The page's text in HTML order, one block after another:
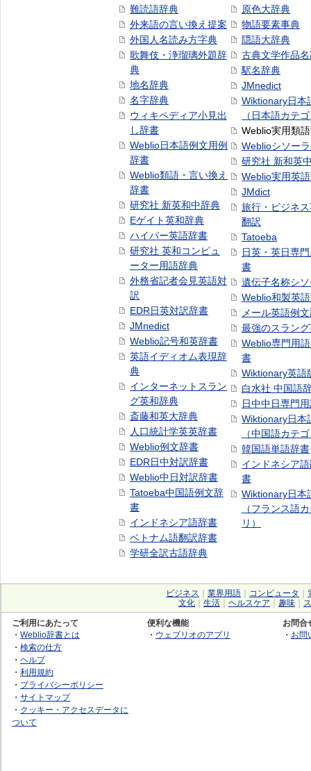
難読語辞典
外来語の言い換え提案
外国人名読み方字典
歌舞伎・浄瑠璃外題辞
典
地名辞典
名字辞典
ウィキペディア小見出
し辞書
Weblio日本語例文用例
辞書
Weblio類語・言い換え
辞書
研究社 新英和中辞典
Eゲイト英和辞典
ハイパー英語辞書
研究社 英和コンピュ
ーター用語辞典
外務省記者会見英語対
訳
EDR日英対訳辞書
JMnedict
Weblio記号和英辞書
英語イディオム表現辞
典
インターネットスラン
グ英和辞典
斎藤和英大辞典
人口統計学英英辞書
Weblio例文辞書
EDR日中対訳辞書
Weblio中日対訳辞書
Tatoeba中国語例文辞
書
インドネシア語辞書
ベトナム語翻訳辞書
学研全訳古語辞典
原色大辞典
物語要素事典
隠語大辞典
古典文学作品
駅名辞典
JMnedict
Wiktionary日本
（日本語カテ
Weblio実用類
Weblioシソー
研究社 新和英
Weblio実用英
JMdict
旅行・ビジネ
翻訳
Tatoeba
日英・英日専
書
遺伝子名称シ
Weblio和製英
メール英語例
最強のスラン
Weblio専門用
書
Wiktionary英語
白水社 中国語
日中中日専門
Wiktionary日本
（中国語カテ
韓国語単語辞書
インドネシア
書
Wiktionary日本
（フランス語
リ）
ビジネス 業界用語 コンピュータ
文化
生活 ヘルスケア 趣味
ご利用にあたって
・ Weblio辞書とは
・ 検索の仕方
・ ヘルプ
・ 利用規約
・ プライバシーポリシー
・ サイトマップ
・ クッキー・アクセスデータに
ついて
便利な機能
・ ウェブリオのアプリ
お問合
・ お問